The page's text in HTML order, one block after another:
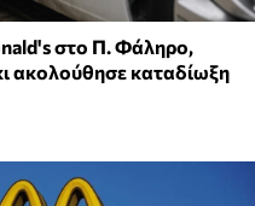
στο Π. Φάληρο,
ακολούθησε καταδίωξη